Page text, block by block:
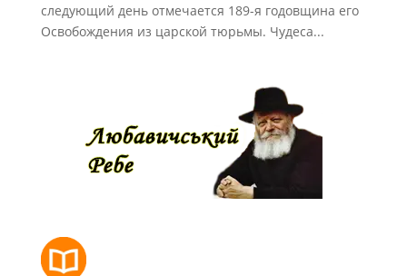
следующий день отмечается 189-я годовщина его
Освобождения из царской тюрьмы. Чудеса...